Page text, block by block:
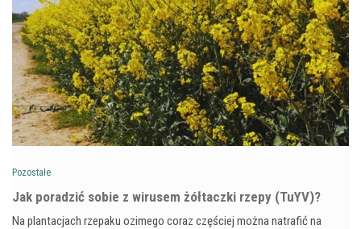
Pozostałe
​Jak poradzić sobie z wirusem żółtaczki rzepy (TuYV)?
Na plantacjach rzepaku ozimego coraz częściej można natrafić na